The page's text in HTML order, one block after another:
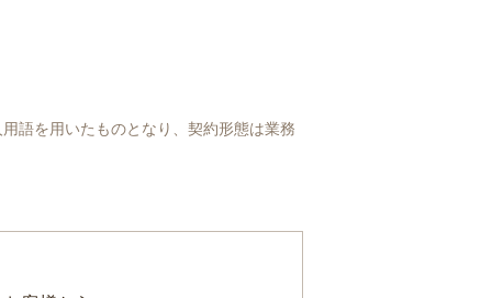
語を用いたものとなり、契約形態は業務